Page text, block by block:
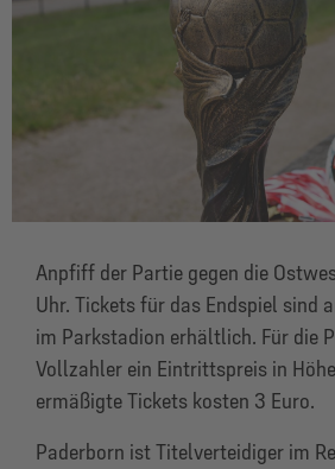
Anpfiff der Partie gegen die
Uhr. Tickets für das Endspiel sind
im Parkstadion erhältlich. Für die
Vollzahler ein Eintrittspreis in
ermäßigte Tickets kosten 3 Euro.
Paderborn ist Titelverteidiger im